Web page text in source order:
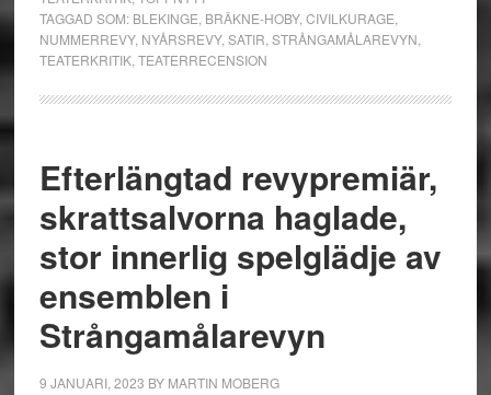
TAGGAD SOM: BLEKINGE BRÄKNE-HOBY, CIVILKURAGE
NUMMERREVY, NYÅRSREVY, SATIR STRÅNGAMÅLAREVYN
TEATERKRITIK, TEATERRECENSION
Efterlängtad revypremiär,
skrattsalvorna haglade,
stor innerlig spelglädje av
ensemblen i
Strångamålarevyn
9 JANUARI, 2023 BY MARTIN MOBERG